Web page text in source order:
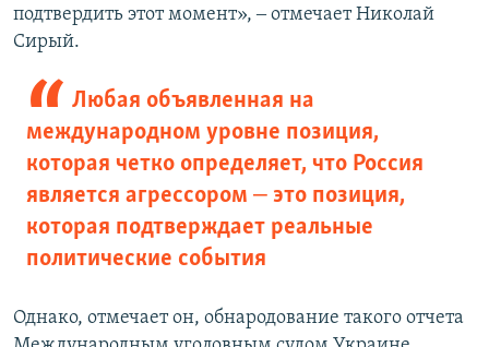
подтвердить этот момент», ‒ отмечает Николай
Сирый.
Любая объявленная на
международном уровне позиция,
которая четко определяет, что Россия
является агрессором ‒ это позиция,
которая подтверждает реальные
политические события
Однако, отмечает он, обнародование такого отчета